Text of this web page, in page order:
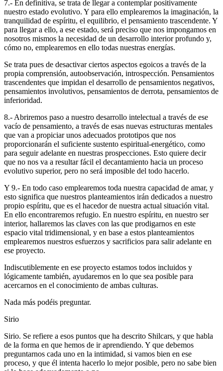
7.- En definitiva, se trata de llegar a contemplar positivamente
nuestro estado evolutivo. Y para ello emplearemos la imaginación, la
tranquilidad de espíritu, el equilibrio, el pensamiento trascendente. Y
para llegar a ello, a ese estado, será preciso que nos impongamos en
nosotros mismos la necesidad de un desarrollo interior profundo y,
cómo no, emplearemos en ello todas nuestras energías.
Se trata pues de desactivar ciertos aspectos egoicos a través de la
propia comprensión, autoobservación, introspección. Pensamientos
trascendentes que impidan el desarrollo de pensamientos negativos,
pensamientos involutivos, pensamientos de derrota, pensamientos de
inferioridad.
8.- Abriremos paso a nuestro desarrollo intelectual a través de ese
vacío de pensamiento, a través de esas nuevas estructuras mentales
que van a propiciar unos adecuados prototipos que nos
proporcionarán el suficiente sustento espiritual-energético, como
para seguir adelante en nuestras prospecciones. Esto quiere decir
que no nos va a resultar fácil el decantamiento hacia un proceso
evolutivo superior, pero no será imposible del todo hacerlo.
Y 9.- En todo caso emplearemos toda nuestra capacidad de amar, y
esto significa que nuestros planteamientos irán dedicados a nuestro
propio espíritu, que es el hacedor de nuestra actual situación vital.
En ello encontraremos refugio. En nuestro espíritu, en nuestro ser
interior, hallaremos las claves con las que prodigarnos en este
espacio vital tridimensional, y en base a estos planteamientos
emplearemos nuestros esfuerzos y sacrificios para salir adelante en
ese proyecto.
Indiscutiblemente en ese proyecto estamos todos incluidos y
lógicamente también, ayudaremos en lo que sea posible para
acercarnos en el conocimiento de ambas culturas.
Nada más podéis preguntar.
Sirio
Sirio. Se refiere a esos puntos que ha descrito Shilcars, y que habla
de la forma en que hemos de ir aprendiendo. Y que debemos
preguntarnos cada uno en la intimidad, si vamos bien en ese
proceso, y que él intenta hacerlo lo mejor posible, pero no sabe bien